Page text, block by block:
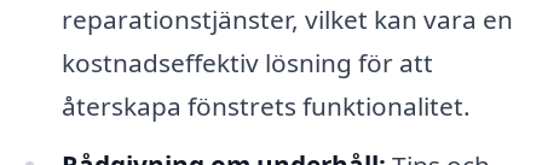
reparationstjänster, vilket kan vara en
kostnadseffektiv lösning för att
återskapa fönstrets funktionalitet.